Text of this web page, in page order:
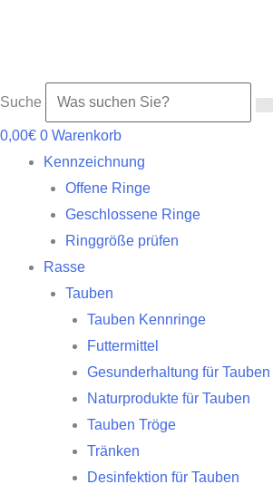
Suche
0,00€ 0 Warenkorb
Kennzeichnung
Offene Ringe
Geschlossene Ringe
Ringgröße prüfen
Rasse
Tauben
Tauben Kennringe
Futtermittel
Gesunderhaltung für Tauben
Naturprodukte für Tauben
Tauben Tröge
Tränken
Desinfektion für Tauben